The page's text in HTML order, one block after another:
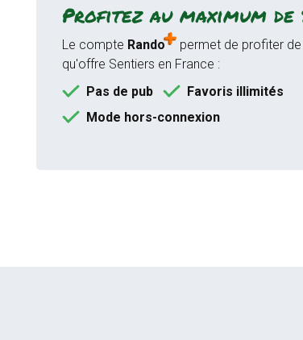
Profitez au maximum
Le compte Rando
permet de profiter
qu'offre Sentiers en France :
Pas de pub
Favoris illimités
Mode hors-connexion